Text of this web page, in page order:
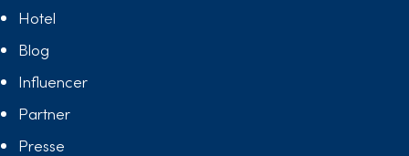
Hotel
Blog
Influencer
Partner
Presse